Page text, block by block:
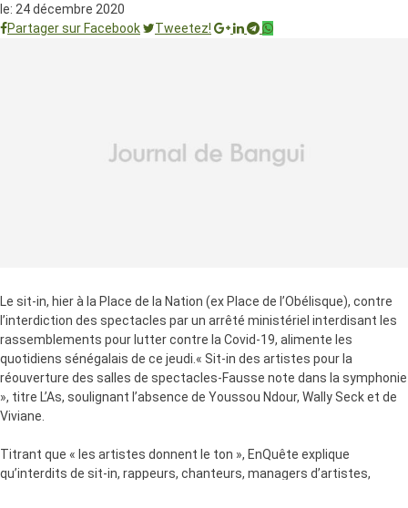
le: 24 décembre 2020
Partager sur Facebook
Tweetez!
Le sit-in, hier à la Place de la Nation (ex Place de l’Obélisque), contre
l’interdiction des spectacles par un arrêté ministériel interdisant les
rassemblements pour lutter contre la Covid-19, alimente les
quotidiens sénégalais de ce jeudi.« Sit-in des artistes pour la
réouverture des salles de spectacles-Fausse note dans la symphonie
», titre L’As, soulignant l’absence de Youssou Ndour, Wally Seck et de
Viviane.
Titrant que « les artistes donnent le ton », EnQuête explique
qu’interdits de sit-in, rappeurs, chanteurs, managers d’artistes,